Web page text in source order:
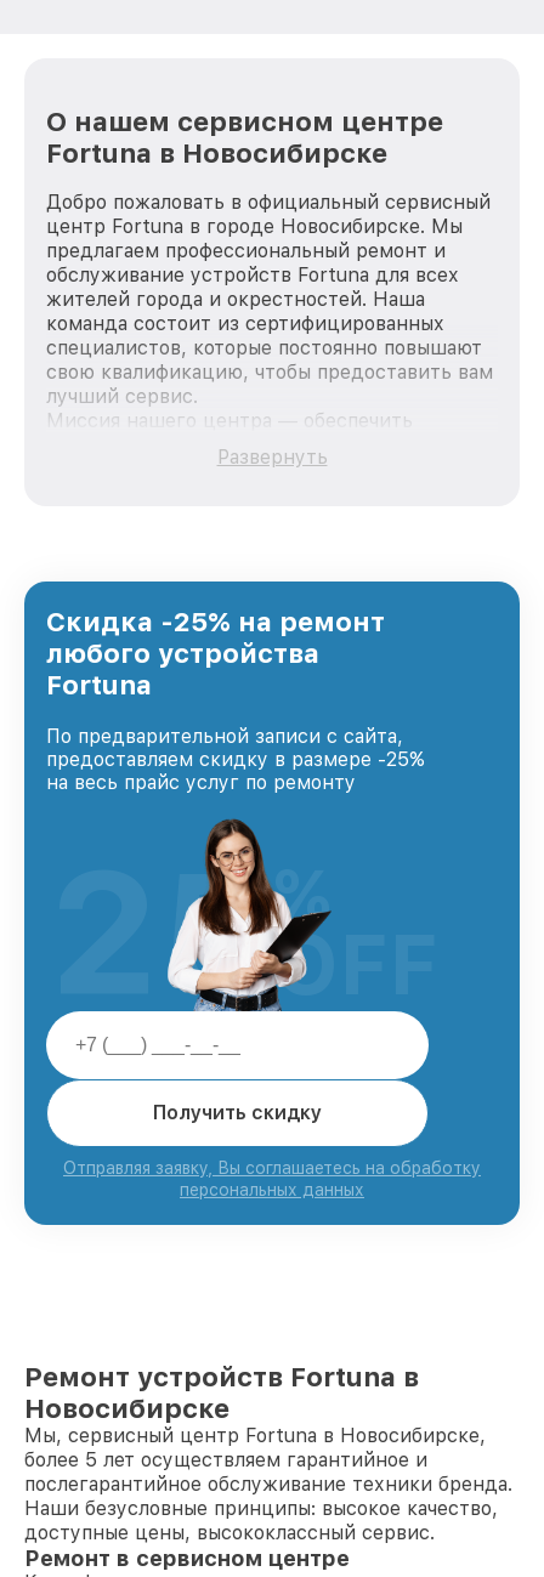
О нашем сервисном центре
Fortuna в Новосибирске
Добро пожаловать в официальный сервисный
центр Fortuna в городе Новосибирске. Мы
предлагаем профессиональный ремонт и
обслуживание устройств Fortuna для всех
жителей города и окрестностей. Наша
команда состоит из сертифицированных
специалистов, которые постоянно повышают
свою квалификацию, чтобы предоставить вам
лучший сервис.
Миссия нашего центра — обеспечить
качественный и доступный ремонт для
каждого пользователя продукции Fortuna, вне
Новосибирске, постоянно повышая уровень
доверия и лояльности наших клиентов.
Развернуть
Скидка -25% на ремонт
любого устройства
Fortuna
По предварительной записи с сайта,
предоставляем скидку в размере -25%
на весь прайс услуг по ремонту
Получить скидку
Отправляя заявку, Вы соглашаетесь на обработку
персональных данных
25%
OFF
Ремонт устройств Fortuna в
Новосибирске
Мы, сервисный центр Fortuna в Новосибирске,
более 5 лет осуществляем гарантийное и
послегарантийное обслуживание техники бренда.
Наши безусловные принципы: высокое качество,
доступные цены, высококлассный сервис.
Ремонт в сервисном центре